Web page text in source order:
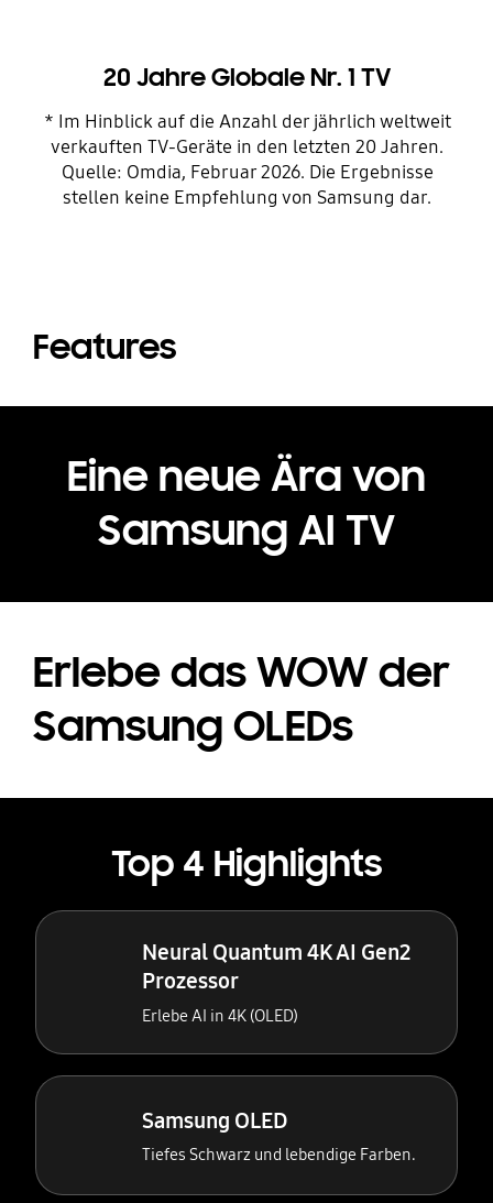
20 Jahre Globale Nr. 1 TV
* Im Hinblick auf die Anzahl der jährlich weltweit
verkauften TV-Geräte in den letzten 20 Jahren.
Quelle: Omdia, Februar 2026. Die Ergebnisse
stellen keine Empfehlung von Samsung dar.
Features
Eine neue Ära von
Samsung AI TV
Erlebe das WOW der
Samsung OLEDs
Top 4 Highlights
Neural Quantum 4K AI Gen2
Prozessor
Erlebe AI in 4K (OLED)
Samsung OLED
Tiefes Schwarz und lebendige Farben.